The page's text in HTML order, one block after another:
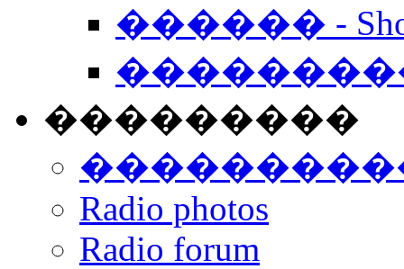
������ -
���������
Radio photos
Radio forum